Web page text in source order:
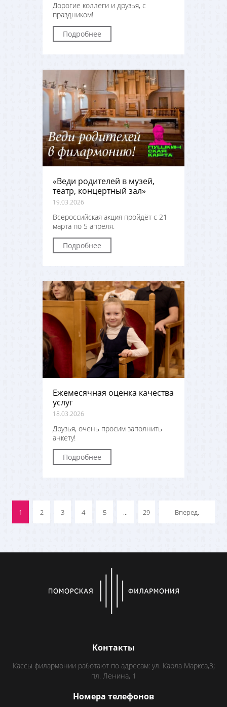
Дорогие коллеги и друзья, с
праздником!
Подробнее
«Веди родителей в музей,
театр, концертный зал»
19.03.2026
Всероссийская акция пройдёт с 21
марта по 5 апреля.
Подробнее
Ежемесячная оценка качества
услуг
18.03.2026
Друзья, очень просим заполнить
анкету!
Подробнее
1 2 3 4 5 ... 29 Вперед.
Контакты
Кассы филармонии работают по адресам: ул. Карла Маркса,3;
пл. Ленина, 1
Номера телефонов